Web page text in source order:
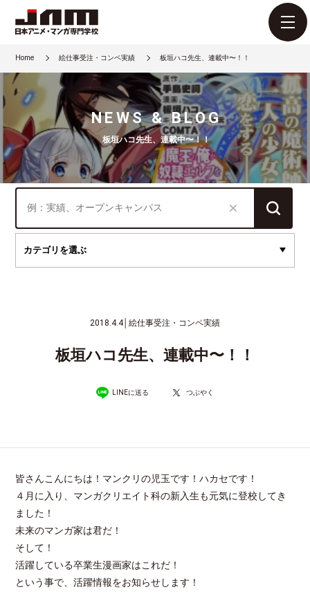
Home 絵仕事受注・コンペ実績 板垣ハコ先生、連載中〜！！
NEWS & BLOG
板垣ハコ先生、連載中〜！！
2018.4.4│ 絵仕事受注・コンペ実績
板垣ハコ先生、連載中〜！！
LINEに送る つぶやく
皆さんこんにちは！マンクリの児玉です！ハカセです！
４月に入り、マンガクリエイト科の新入生も元気に登校してき
ました！
未来のマンガ家は君だ！
そして！
活躍している卒業生漫画家はこれだ！
という事で、活躍情報をお知らせします！